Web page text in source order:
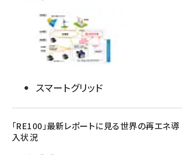
スマートグリッド
「RE100」最新レポートに見る世界の再エネ導
入状況